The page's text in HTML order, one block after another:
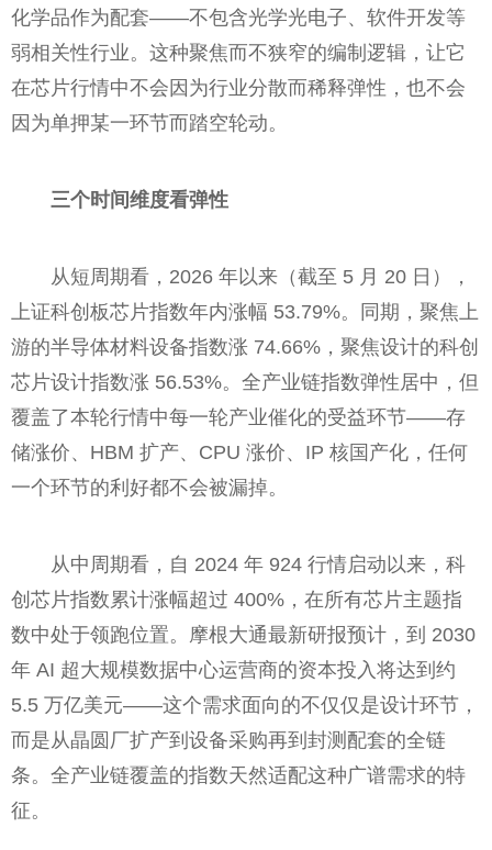
化学品作为配套——不包含光学光电子、软件开发等
弱相关性行业。这种聚焦而不狭窄的编制逻辑，让它
在芯片行情中不会因为行业分散而稀释弹性，也不会
因为单押某一环节而踏空轮动。
三个时间维度看弹性
从短周期看，2026 年以来（截至 5 月 20 日），
上证科创板芯片指数年内涨幅 53.79%。同期，聚焦上
游的半导体材料设备指数涨 74.66%，聚焦设计的科创
芯片设计指数涨 56.53%。全产业链指数弹性居中，但
覆盖了本轮行情中每一轮产业催化的受益环节——存
储涨价、HBM 扩产、CPU 涨价、IP 核国产化，任何
一个环节的利好都不会被漏掉。
从中周期看，自 2024 年 924 行情启动以来，科
创芯片指数累计涨幅超过 400%，在所有芯片主题指
数中处于领跑位置。摩根大通最新研报预计，到 2030
年 AI 超大规模数据中心运营商的资本投入将达到约
5.5 万亿美元——这个需求面向的不仅仅是设计环节，
而是从晶圆厂扩产到设备采购再到封测配套的全链
条。全产业链覆盖的指数天然适配这种广谱需求的特
征。